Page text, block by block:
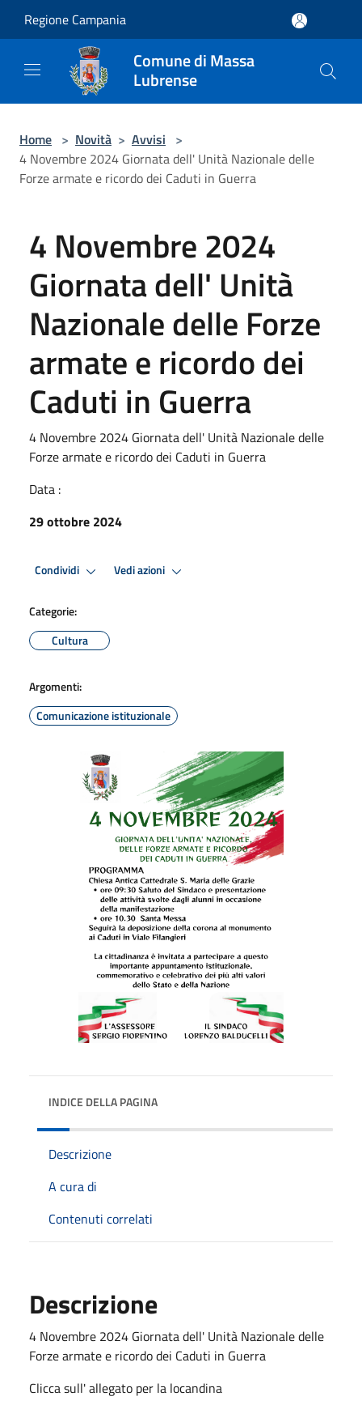
Regione Campania
Comune di Massa
Lubrense
Home > Novità > Avvisi >
4 Novembre 2024 Giornata dell' Unità Nazionale delle
Forze armate e ricordo dei Caduti in Guerra
4 Novembre 2024
Giornata dell' Unità
Nazionale delle Forze
armate e ricordo dei
Caduti in Guerra
4 Novembre 2024 Giornata dell' Unità Nazionale delle
Forze armate e ricordo dei Caduti in Guerra
Data :
29 ottobre 2024
Condividi Vedi azioni
Categorie:
Cultura
Argomenti:
Comunicazione istituzionale
INDICE DELLA PAGINA
Descrizione
A cura di
Contenuti correlati
Descrizione
4 Novembre 2024 Giornata dell' Unità Nazionale delle
Forze armate e ricordo dei Caduti in Guerra
Clicca sull' allegato per la locandina